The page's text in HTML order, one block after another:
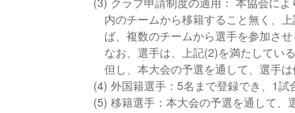
内のチームから移籍すること無く、
ば、複数のチームから選手を参加させ
なお、選手は、上記(2)を満たしてい
但し、本大会の予選を通して、選手
(4) 外国籍選手：5名まで登録でき、1試
(5) 移籍選手：本大会の予選を通して、